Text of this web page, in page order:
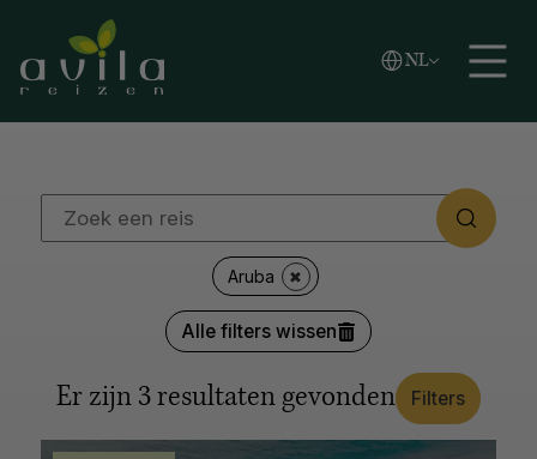
Zoeken
NL
Vlaams
English
REGIO'S
Oceanië
Poolgebied
LANDEN
Canada
Verenigde Staten
Thailand Zuid-Afrika
Botswana
Noorwegen
IJsland
Colombia
Tanzania
Aruba
Alle filters wissen
Er zijn 3resultaten gevonden Filters